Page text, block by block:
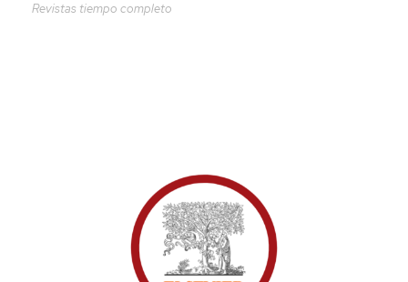
Revistas tiempo completo